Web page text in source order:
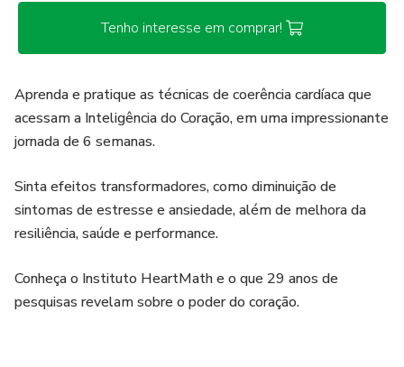
Tenho interesse em comprar!
Aprenda e pratique as técnicas de coerência cardíaca que
acessam a Inteligência do Coração, em uma impressionante
jornada de 6 semanas.
Sinta efeitos transformadores, como diminuição de
sintomas de estresse e ansiedade, além de melhora da
resiliência, saúde e performance.
Conheça o Instituto HeartMath e o que 29 anos de
pesquisas revelam sobre o poder do coração.